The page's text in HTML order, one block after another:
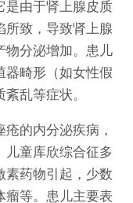
是由于肾上腺皮质
所致，导致肾上腺
物分泌增加。患儿
器畸形（如女性假
乱等症状。
的内分泌疾病，
儿童库欣综合征多
素药物引起，少数
瘤等。患儿主要表